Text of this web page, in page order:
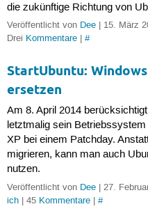
die zukünftige Richtung von
Veröffentlicht von Dee| 15. März
Drei Kommentare| #
StartUbuntu:
ersetzen
Am 8. April 2014
letztmalig sein
XP bei einem Patchday.
migrieren, kann man auch
nutzen.
Veröffentlicht von Dee| 27.
ich| 45 Kommentare| #